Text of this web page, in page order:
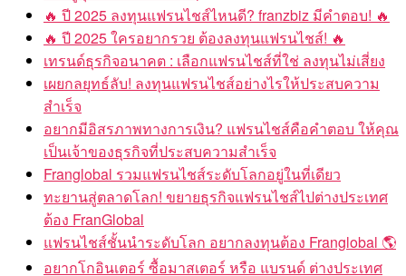
🔥 ปี 2025 ลงทุนแฟรนไชส์ไหนดี? franzbiz มีคำตอบ! 🔥
🔥 ปี 2025 ใครอยากรวย ต้องลงทุนแฟรนไชส์! 🔥
เทรนด์ธุรกิจอนาคต : เลือกแฟรนไชส์ที่ใช่ ลงทุนไม่เสี่ยง
เผยกลยุทธ์ลับ! ลงทุนแฟรนไชส์อย่างไรให้ประสบความ
สำเร็จ
อยากมีอิสรภาพทางการเงิน? แฟรนไชส์คือคำตอบ ให้คุณ
เป็นเจ้าของธุรกิจที่ประสบความสำเร็จ
Franglobal รวมแฟรนไชส์ระดับโลกอยู่ในที่เดียว
ทะยานสู่ตลาดโลก! ขยายธุรกิจแฟรนไชส์ไปต่างประเทศ
ต้อง FranGlobal
แฟรนไชส์ชั้นนำระดับโลก อยากลงทุนต้อง Franglobal 🌎
อยากโกอินเตอร์ ซื้อมาสเตอร์ หรือ แบรนด์ ต่างประเทศ